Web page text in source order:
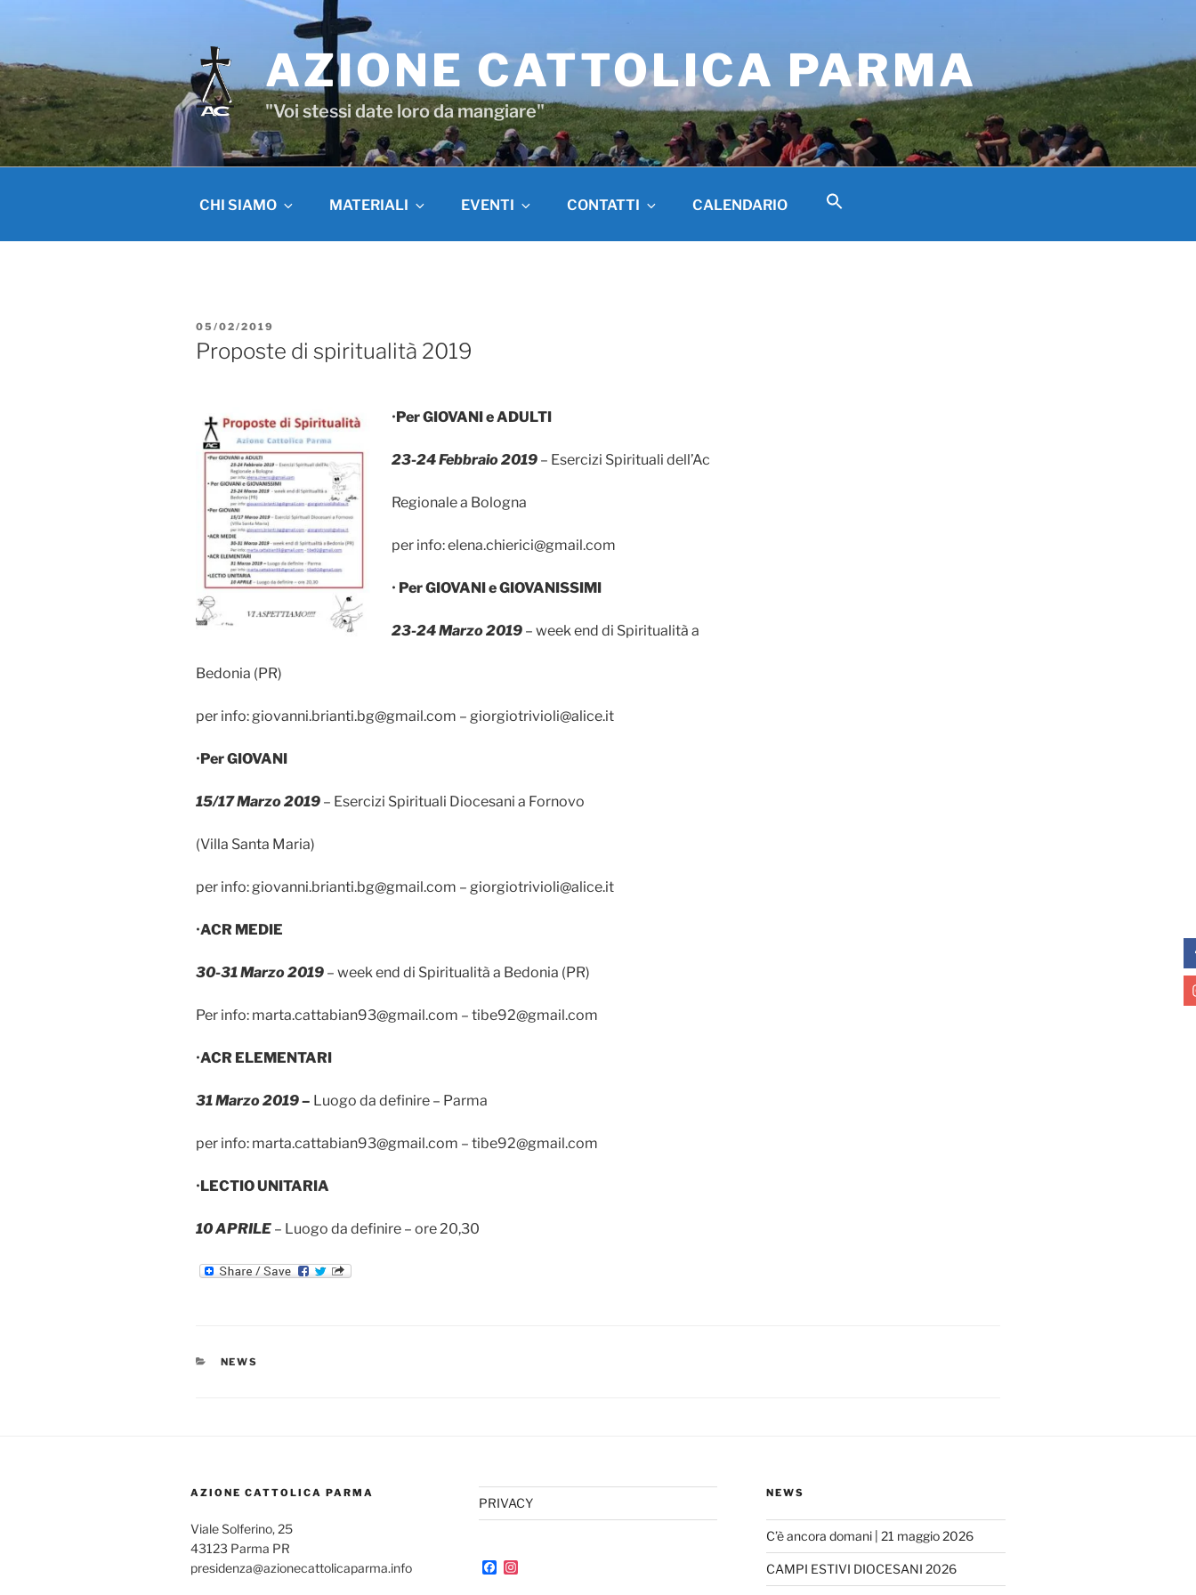
AZIONE CATTOLICA PARMA
"Voi stessi date loro da mangiare"
CHI SIAMO MATERIALI EVENTI CONTATTI CALENDARIO
PUBBLICATO
IL
05/02/2019
Proposte di spiritualità 2019
•Per GIOVANI e ADULTI
23-24 Febbraio 2019 – Esercizi Spirituali dell’Ac
Regionale a Bologna
per info: elena.chierici@gmail.com
• Per GIOVANI e GIOVANISSIMI
23-24 Marzo 2019 – week end di Spiritualità a
Bedonia (PR)
per info: giovanni.brianti.bg@gmail.com – giorgiotrivioli@alice.it
•Per GIOVANI
15/17 Marzo 2019 – Esercizi Spirituali Diocesani a Fornovo
(Villa Santa Maria)
per info: giovanni.brianti.bg@gmail.com – giorgiotrivioli@alice.it
•ACR MEDIE
30-31 Marzo 2019 – week end di Spiritualità a Bedonia (PR)
Per info: marta.cattabian93@gmail.com – tibe92@gmail.com
•ACR ELEMENTARI
31 Marzo 2019 – Luogo da definire – Parma
per info: marta.cattabian93@gmail.com – tibe92@gmail.com
•LECTIO UNITARIA
10 APRILE – Luogo da definire – ore 20,30
CATEGORIE
NEWS
AZIONE CATTOLICA PARMA
Viale Solferino, 25
43123 Parma PR
presidenza@azionecattolicaparma.info
PRIVACY
F
I
NEWS
C’è ancora domani | 21 maggio 2026
CAMPI ESTIVI DIOCESANI 2026